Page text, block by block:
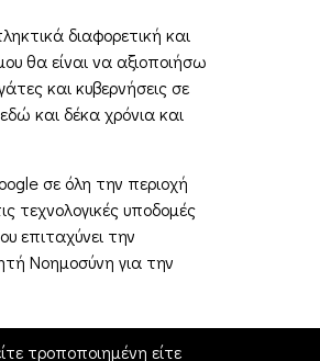
διαφορετική και
θα είναι να αξιοποιήσω
και κυβερνήσεις σε
και δέκα χρόνια και
σε όλη την περιοχή
τεχνολογικές υποδομές
επιταχύνει την
Νοημοσύνη για την
τροποποιημένη είτε